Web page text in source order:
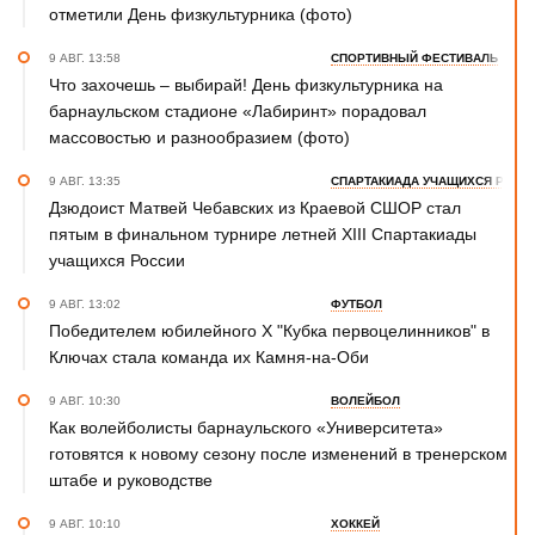
отметили День физкультурника (фото)
9 АВГ. 13:58 СПОРТИВНЫЙ ФЕСТИВАЛЬ
Что захочешь – выбирай! День физкультурника на
барнаульском стадионе «Лабиринт» порадовал
массовостью и разнообразием (фото)
9 АВГ. 13:35 СПАРТАКИАДА УЧАЩИХСЯ
Дзюдоист Матвей Чебавских из Краевой СШОР стал
пятым в финальном турнире летней XIII Спартакиады
учащихся России
9 АВГ. 13:02 ФУТБОЛ
Победителем юбилейного Х "Кубка первоцелинников" в
Ключах стала команда их Камня-на-Оби
9 АВГ. 10:30 ВОЛЕЙБОЛ
Как волейболисты барнаульского «Университета»
готовятся к новому сезону после изменений в тренерском
штабе и руководстве
9 АВГ. 10:10 ХОККЕЙ